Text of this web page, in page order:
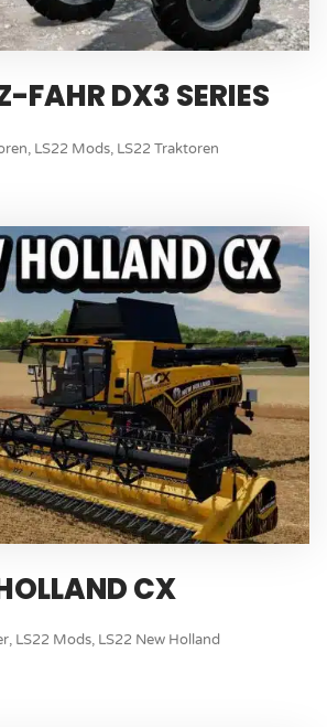
FAHR DX3 SERIES
, LS22 Mods, LS22 Traktoren
CX
, LS22 Mods, LS22 New Holland